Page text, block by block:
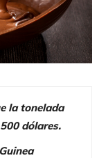
la tonelada
dólares.